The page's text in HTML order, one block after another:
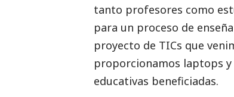
tanto profesores como
para un proceso de
proyecto de TICs que
proporcionamos laptops
educativas beneficiadas.